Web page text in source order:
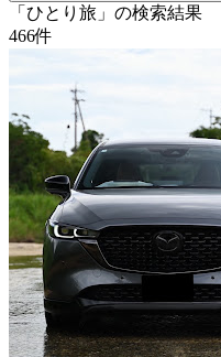
「ひとり旅」の検索結果
466件